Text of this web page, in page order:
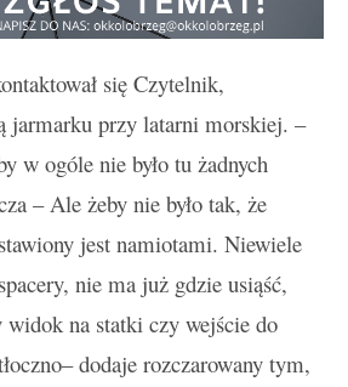
się Czytelnik,
jarmarku przy latarni morskiej. –
w ogóle nie było tu żadnych
– Ale żeby nie było tak, że
jest namiotami. Niewiele
nie ma już gdzie usiąść,
widok na statki czy wejście do
dodaje rozczarowany tym,